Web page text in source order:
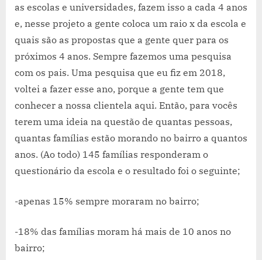
as escolas e universidades, fazem isso a cada 4 anos
e, nesse projeto a gente coloca um raio x da escola e
quais são as propostas que a gente quer para os
próximos 4 anos. Sempre fazemos uma pesquisa
com os pais. Uma pesquisa que eu fiz em 2018,
voltei a fazer esse ano, porque a gente tem que
conhecer a nossa clientela aqui. Então, para vocês
terem uma ideia na questão de quantas pessoas,
quantas famílias estão morando no bairro a quantos
anos. (Ao todo) 145 famílias responderam o
questionário da escola e o resultado foi o seguinte;
-apenas 15% sempre moraram no bairro;
-18% das famílias moram há mais de 10 anos no
bairro;